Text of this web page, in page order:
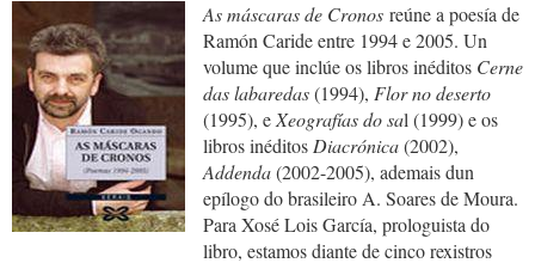
As máscaras de Cronos reúne a poesía de
Ramón Caride entre 1994 e 2005. Un
volume que inclúe os libros inéditos Cerne
das labaredas(1994), Flor no deserto
(1995), e Xeografías do sal (1999) e os
libros inéditos Diacrónica(2002),
Addenda(2002-2005), ademais dun
epílogo do brasileiro A. Soares de Moura.
Para Xosé Lois García, prologuista do
libro, estamos diante de cinco rexistros